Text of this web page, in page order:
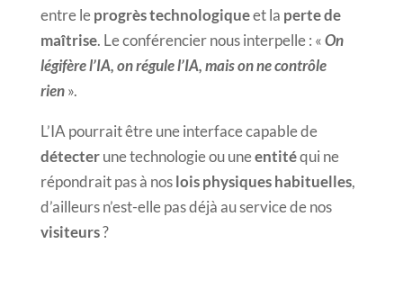
entre leprogrès technologiqueet la perte de
maîtrise. Le conférencier nous interpelle : «On
légifère l’IA, on régule l’IA, mais on ne contrôle
rien».
L’IA pourrait être une interface capable de
détecterune technologie ou uneentitéqui ne
répondrait pas à noslois physiques habituelles,
d’ailleurs n’est-elle pas déjà au service de nos
visiteurs?